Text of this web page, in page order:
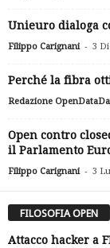
Unieuro dialoga
Filippo Carignani - 3
Perché la fibra
Redazione
Open contro
il Parlamento
Filippo Carignani - 3
FILOSOFIA OPEN
Attacco hacker a